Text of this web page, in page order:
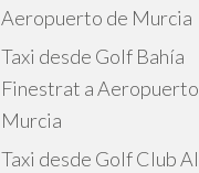
Aeropuerto de Murcia
Taxi desde Golf Bahía
Finestrat a
Murcia
Taxi desde Golf Club